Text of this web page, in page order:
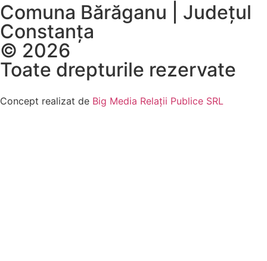
Comuna Bărăganu | Județul
Constanța
© 2026
Toate drepturile rezervate
Concept realizat de Big Media Relații Publice SRL